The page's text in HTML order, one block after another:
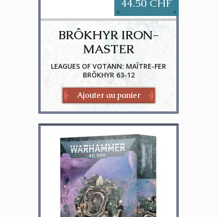
44.50 CHF
BRÔKHYR IRON-
MASTER
LEAGUES OF VOTANN: MAÎTRE-FER
BRÔKHYR 63-12
Ajouter au panier